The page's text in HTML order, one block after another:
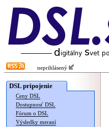
neprihlásený
DSL pripojenie
Ceny DSL
Dostupnosť DSL
Fórum o DSL
Výsledky meraní